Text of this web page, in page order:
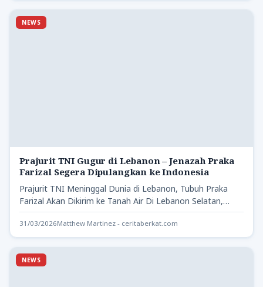
NEWS
Prajurit TNI Gugur di Lebanon – Jenazah Praka
Farizal Segera Dipulangkan ke Indonesia
Prajurit TNI Meninggal Dunia di Lebanon, Tubuh Praka
Farizal Akan Dikirim ke Tanah Air Di Lebanon Selatan,
seorang…
31/03/2026Matthew Martinez - ceritaberkat.com
NEWS